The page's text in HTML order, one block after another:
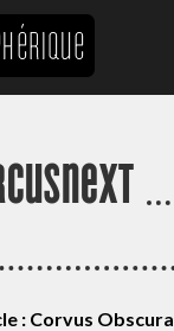
: Corvus Obscura